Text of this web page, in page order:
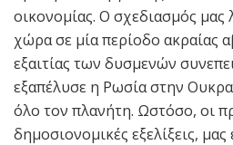
οικονομίας. Ο σχεδιασμός
χώρα σε μία περίοδο ακραίας
εξαιτίας των δυσμενών
εξαπέλυσε η Ρωσία στην
όλο τον πλανήτη. Ωστόσο, οι
δημοσιονομικές εξελίξεις,